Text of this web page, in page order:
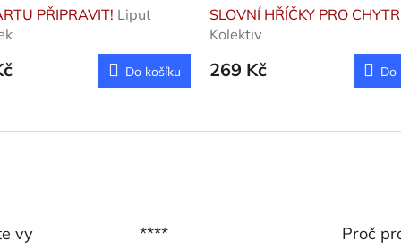
PŘIPRAVIT! Liput
Do košíku
SLOVNÍ HŘÍČKY PRO
Kolektiv
269 Kč Do
vy
**** Proč